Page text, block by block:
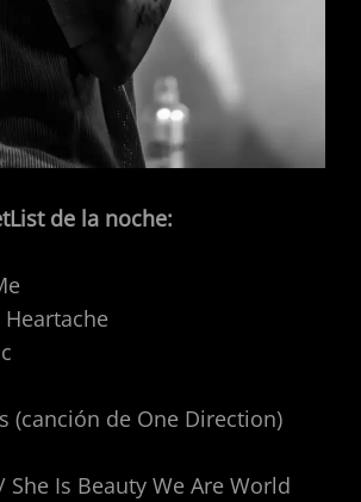
de la noche:
(canción de One Direction)
She Is Beauty We Are World